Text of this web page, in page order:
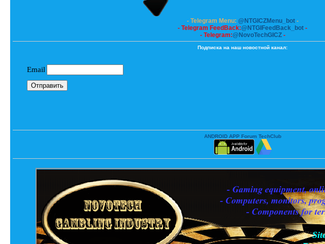
- Telegram Menu: @NTGICZMenu_bot-
- Telegram FeedBack:@NTGIFeedBack_bot -
- Telegram:@NovoTechGICZ-
Подписка на наш новостной канал:
ANDROID APP Forum TechClub